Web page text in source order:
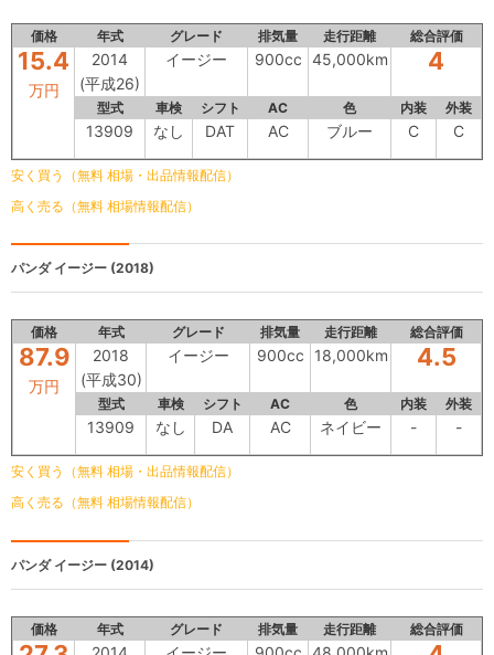
価格 年式 グレード 排気量 走行距離 総合評価
15.4
万円
2014
(平成26)
イージー 900cc 45,000km 4
型式 車検 シフト AC 色 内装 外装
13909 なし DAT AC ブルー C C
安く買う（無料 相場・出品情報配信）
高く売る（無料 相場情報配信）
パンダイージー (2018)
価格 年式 グレード 排気量 走行距離 総合評価
87.9
万円
2018
(平成30)
イージー 900cc 18,000km 4.5
型式 車検 シフト AC 色 内装 外装
13909 なし DA AC ネイビー - -
安く買う（無料 相場・出品情報配信）
高く売る（無料 相場情報配信）
パンダイージー (2014)
価格 年式 グレード 排気量 走行距離 総合評価